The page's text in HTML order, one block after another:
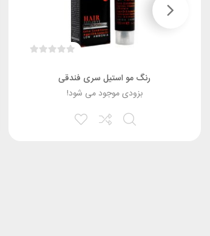
رنگ مو استیل سری فندقی
بزودی موجود می شود!